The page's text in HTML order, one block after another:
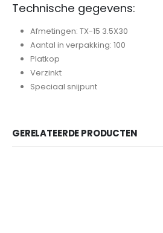
Technische gegevens:
Afmetingen: TX-15 3.5X30
Aantal in verpakking: 100
Platkop
Verzinkt
Speciaal snijpunt
GERELATEERDE PRODUCTEN